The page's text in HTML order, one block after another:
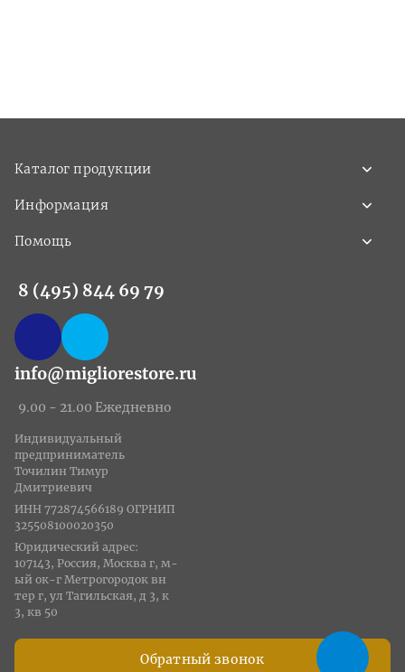
Каталог продукции
Информация
Помощь
8 (495) 844 69 79
info@migliorestore.ru
9.00 - 21.00 Ежедневно
Обратный звонок
Индивидуальный
предприниматель
Точилин Тимур
Дмитриевич
ИНН 772874566189 ОГРНИП
325508100020350
Юридический адрес:
107143, Россия, Москва г, м-
ый ок-г Метрогородок вн
тер г, ул Тагильская, д 3, к
3, кв 50